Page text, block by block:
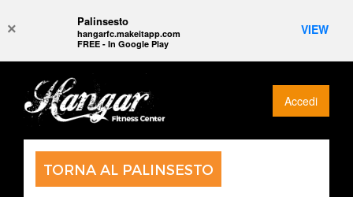
× Palinsesto
hangarfc.makeitapp.com
FREE - In Google Play
VIEW
Accedi
TORNA AL PALINSESTO